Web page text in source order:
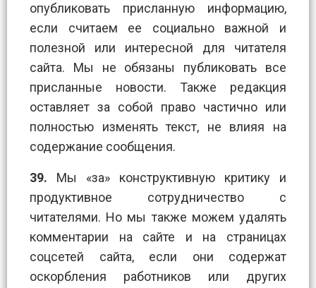
опубликовать присланную информацию,
если считаем ее социально важной и
полезной или интересной для читателя
сайта. Мы не обязаны публиковать все
присланные новости. Также редакция
оставляет за собой право частично или
полностью изменять текст, не влияя на
содержание сообщения.
39. Мы «за» конструктивную критику и
продуктивное сотрудничество с
читателями. Но мы также можем удалять
комментарии на сайте и на страницах
соцсетей сайта, если они содержат
оскорбления работников или других